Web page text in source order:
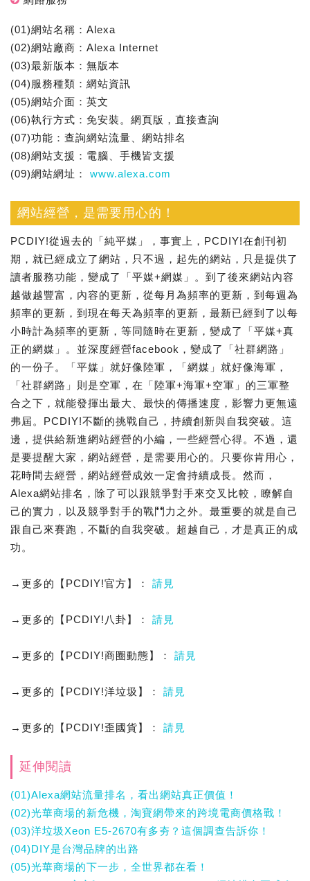
(01)網站名稱：Alexa
(02)網站廠商：Alexa Internet
(03)最新版本：無版本
(04)服務種類：網站資訊
(05)網站介面：英文
(06)執行方式：免安裝。網頁版，直接查詢
(07)功能：查詢網站流量、網站排名
(08)網站支援：電腦、手機皆支援
(09)網站網址： www.alexa.com
網站經營，是需要用心的！
PCDIY!從過去的「純平媒」，事實上，PCDIY!在創刊初
期，就已經成立了網站，只不過，起先的網站，只是提供了
讀者服務功能，變成了「平媒+網媒」。到了後來網站內容
越做越豐富，內容的更新，從每月為頻率的更新，到每週為
頻率的更新，到現在每天為頻率的更新，最新已經到了以每
小時計為頻率的更新，等同隨時在更新，變成了「平媒+真
正的網媒」。並深度經營facebook，變成了「社群網路」
的一份子。「平媒」就好像陸軍，「網媒」就好像海軍，
「社群網路」則是空軍，在「陸軍+海軍+空軍」的三軍整
合之下，就能發揮出最大、最快的傳播速度，影響力更無遠
弗屆。PCDIY!不斷的挑戰自己，持續創新與自我突破。這
邊，提供給新進網站經營的小編，一些經營心得。不過，還
是要提醒大家，網站經營，是需要用心的。只要你肯用心，
花時間去經營，網站經營成效一定會持續成長。然而，
Alexa網站排名，除了可以跟競爭對手來交叉比較，瞭解自
己的實力，以及競爭對手的戰鬥力之外。最重要的就是自己
跟自己來賽跑，不斷的自我突破。超越自己，才是真正的成
功。
→更多的【PCDIY!官方】： 請見
→更多的【PCDIY!八卦】： 請見
→更多的【PCDIY!商圈動態】： 請見
→更多的【PCDIY!洋垃圾】： 請見
→更多的【PCDIY!歪國貨】： 請見
延伸閱讀
(01)Alexa網站流量排名，看出網站真正價值！
(02)光華商場的新危機，淘寶網帶來的跨境電商價格戰！
(03)洋垃圾Xeon E5-2670有多夯？這個調查告訴你！
(04)DIY是台灣品牌的出路
(05)光華商場的下一步，全世界都在看！